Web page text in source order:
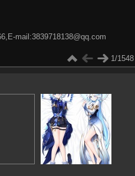
mail:3839718138@qq.com
1/1548